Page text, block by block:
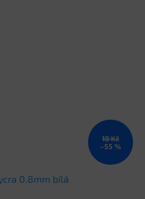
18 Kč
–55 %
0.8mm bílá